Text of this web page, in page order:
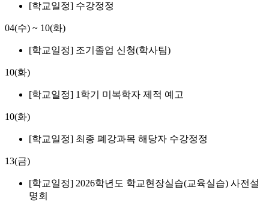
[학교일정] 수강정정
04(수) ~ 10(화)
[학교일정] 조기졸업 신청(학사팀)
10(화)
[학교일정] 1학기 미복학자 제적 예고
10(화)
[학교일정] 최종 폐강과목 해당자 수강정정
13(금)
[학교일정] 2026학년도 학교현장실습(교육실습) 사전설
명회